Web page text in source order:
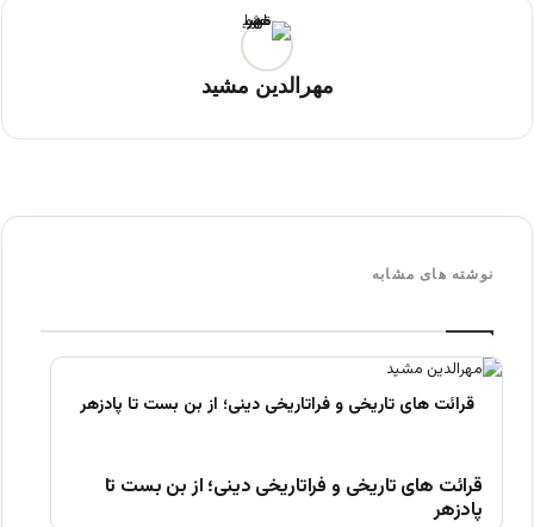
مهرالدین مشید
نوشته های مشابه
قرائت های تاریخی و فراتاریخی دینی؛ از بن بست تا
پادزهر